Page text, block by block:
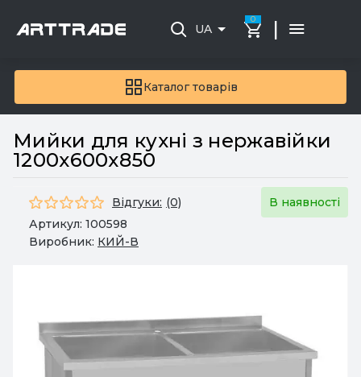
Каталог товарів
UA
0 |
Мийки для кухні з нержавійки
1200х600х850
Відгуки: (0)
В наявності
Артикул: 100598
Виробник: КИЙ-В